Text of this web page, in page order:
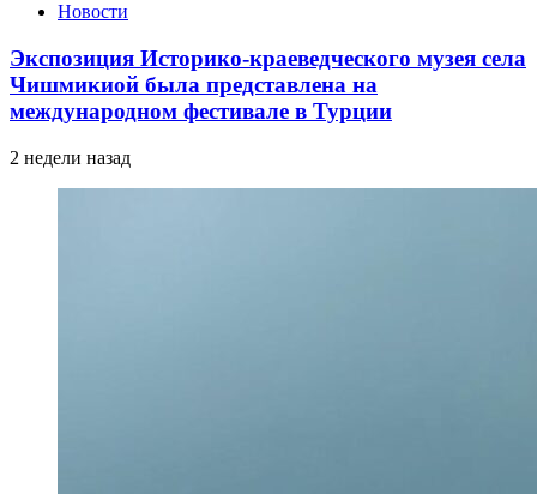
Новости
Экспозиция Историко-краеведческого музея села
Чишмикиой была представлена на
международном фестивале в Турции
2 недели назад